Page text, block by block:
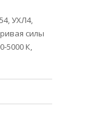
УХЛ4,
силы
5000 К,